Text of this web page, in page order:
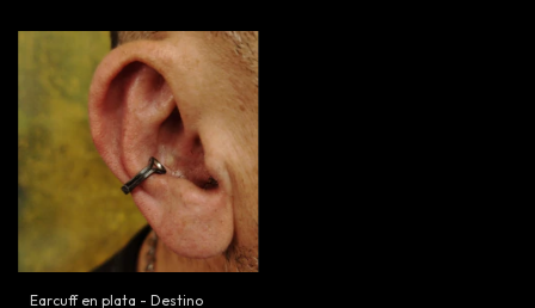
Earcuff en plata - Destino